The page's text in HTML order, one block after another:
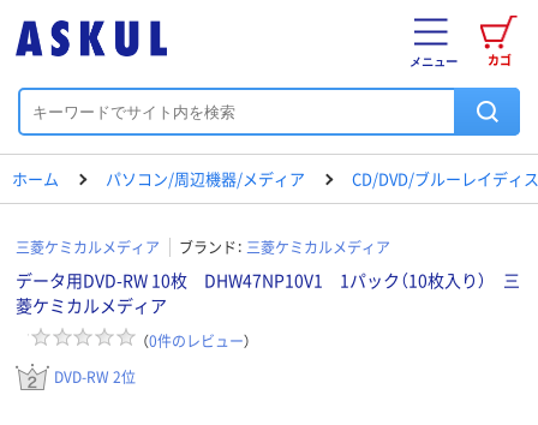
カゴ
メニュー
ホーム パソコン/周辺機器/メディア CD/DVD/ブルーレイディ
三菱ケミカルメディア ブランド： 三菱ケミカルメディア
データ用DVD-RW 10枚 DHW47NP10V1 1パック（10枚入り） 三
菱ケミカルメディア
（0件のレビュー）
DVD-RW 2位